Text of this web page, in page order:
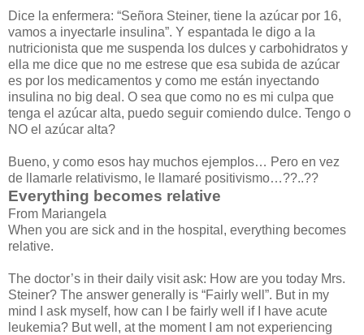
Dice la enfermera: “Señora Steiner, tiene la azúcar por 16,
vamos a inyectarle insulina”. Y espantada le digo a la
nutricionista que me suspenda los dulces y carbohidratos y
ella me dice que no me estrese que esa subida de azúcar
es por los medicamentos y como me están inyectando
insulina no big deal. O sea que como no es mi culpa que
tenga el azúcar alta, puedo seguir comiendo dulce. Tengo o
NO el azúcar alta?
Bueno, y como esos hay muchos ejemplos… Pero en vez
de llamarle relativismo, le llamaré positivismo…??..??
Everything becomes relative
From Mariangela
When you are sick and in the hospital, everything becomes
relative.
The doctor’s in their daily visit ask: How are you today Mrs.
Steiner? The answer generally is “Fairly well”. But in my
mind I ask myself, how can I be fairly well if I have acute
leukemia? But well, at the moment I am not experiencing